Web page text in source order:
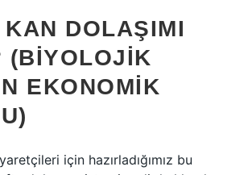
DOLAŞIMI
(BIYOLOJIK
EKONOMIK
için hazırladığımız bu